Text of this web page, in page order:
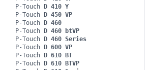
P-Touch D 410 Y
P-Touch D 450 VP
P-Touch D 460
P-Touch D 460 btVP
P-Touch D 460 Series
P-Touch D 600 VP
P-Touch D 610 BT
P-Touch D 610 BTVP